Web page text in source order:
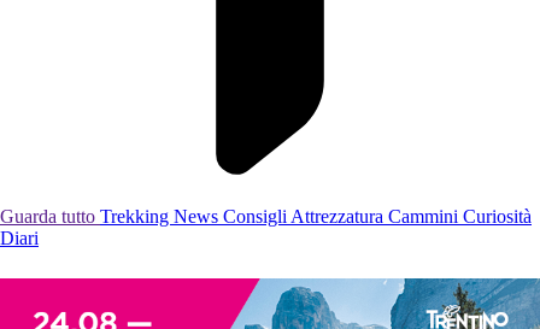
Guarda tutto Trekking News Consigli Attrezzatura Cammini Curiosità
Diari